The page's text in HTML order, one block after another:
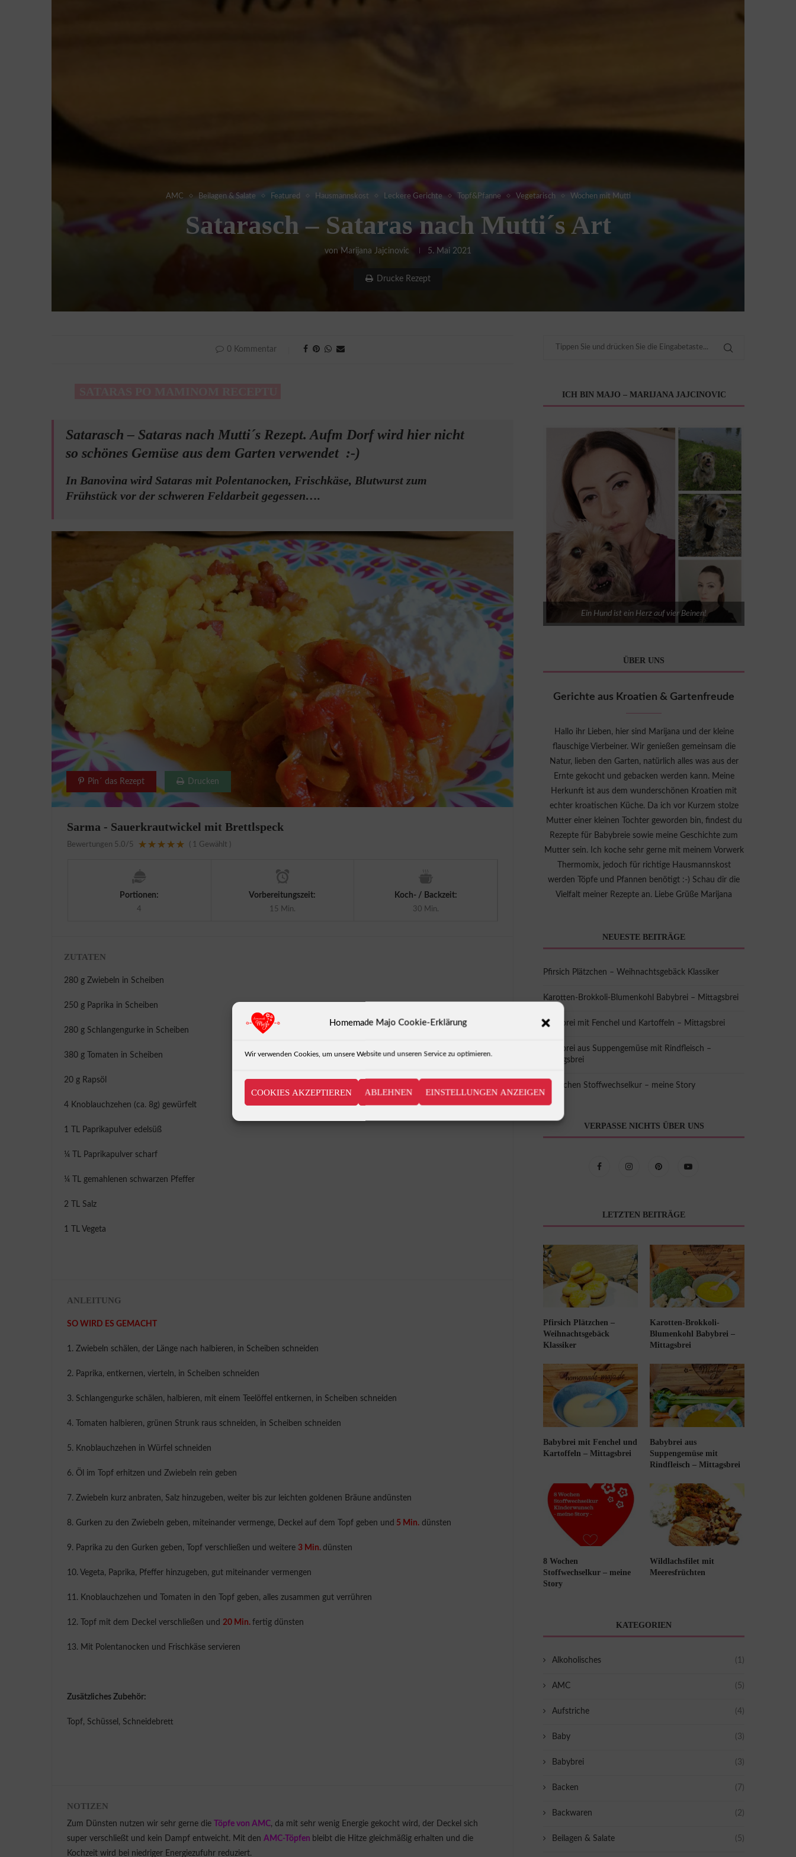
Homemade Majo Cookie-Erklärung
Wir verwenden Cookies, um unsere Website und unseren Service zu optimieren.
COOKIES AKZEPTIEREN ABLEHNEN EINSTELLUNGEN ANZEIGEN
AMC Beilagen & Salate Featured Hausmannskost Leckere Gerichte Topf&Pfanne Vegetarisch Wochen mit Mutti
Satarasch – Sataras nach Mutti´s Art
von Marijana Jajcinovic 5. Mai 2021
Drucke Rezept
0 Kommentar
Satarasch – Sataras nach Mutti´s Rezept. Aufm Dorf wird hier nicht
so schönes Gemüse aus dem Garten verwendet :-)
In Banovina wird Sataras mit Polentanocken, Frischkäse, Blutwurst zum
Frühstück vor der schweren Feldarbeit gegessen….
Pin´ das Rezept Drucken
Sarma - Sauerkrautwickel mit Brettlspeck
Bewertungen 5.0/5 1 Gewählt )
Portionen:
4
Vorbereitungszeit:
15 Min.
Koch- / Backzeit:
30 Min.
ZUTATEN
280 g Zwiebeln in Scheiben
250 g Paprika in Scheiben
280 g Schlangengurke in Scheiben
380 g Tomaten in Scheiben
20 g Rapsöl
4 Knoblauchzehen (ca. 8g) gewürfelt
1 TL Paprikapulver edelsüß
¼ TL Paprikapulver scharf
¼ TL gemahlenen schwarzen Pfeffer
2 TL Salz
1 TL Vegeta
ANLEITUNG
SO WIRD ES GEMACHT
1. Zwiebeln schälen, der Länge nach halbieren, in Scheiben schneiden
2. Paprika, entkernen, vierteln, in Scheiben schneiden
3. Schlangengurke schälen, halbieren, mit einem Teelöffel entkernen, in Scheiben schneiden
4. Tomaten halbieren, grünen Strunk raus schneiden, in Scheiben schneiden
5. Knoblauchzehen in Würfel schneiden
6. Öl im Topf erhitzen und Zwiebeln rein geben
7. Zwiebeln kurz anbraten, Salz hinzugeben, weiter bis zur leichten goldenen Bräune andünsten
8. Gurken zu den Zwiebeln geben, miteinander vermenge, Deckel auf dem Topf geben und 5 Min. dünsten
9. Paprika zu den Gurken geben, Topf verschließen und weitere 3 Min. dünsten
10. Vegeta, Paprika, Pfeffer hinzugeben, gut miteinander vermengen
11. Knoblauchzehen und Tomaten in den Topf geben, alles zusammen gut verrühren
12. Topf mit dem Deckel verschließen und 20 Min. fertig dünsten
13. Mit Polentanocken und Frischkäse servieren
Zusätzliches Zubehör:
Topf, Schüssel, Schneidebrett
NOTIZEN
Zum Dünsten nutzen wir sehr gerne die Töpfe von AMC, da mit sehr wenig Energie gekocht wird, der Deckel sich
super verschließt und kein Dampf entweicht. Mit den AMC-Töpfen bleibt die Hitze gleichmäßig erhalten und die
Kochzeit wird bei niedriger Energiezufuhr reduziert.
ICH BIN MAJO – MARIJANA JAJCINOVIC
Ein Hund ist ein Herz auf vier Beinen!
ÜBER UNS
Gerichte aus Kroatien & Gartenfreude
Hallo ihr Lieben, hier sind Marijana und der kleine
flauschige Vierbeiner. Wir genießen gemeinsam die
Natur, lieben den Garten, natürlich alles was aus der
Ernte gekocht und gebacken werden kann. Meine
Herkunft ist aus dem wunderschönen Kroatien mit
echter kroatischen Küche. Da ich vor Kurzem stolze
Mutter einer kleinen Tochter geworden bin, findest du
Rezepte für Babybreie sowie meine Geschichte zum
Mutter sein. Ich koche sehr gerne mit meinem Vorwerk
Thermomix, jedoch für richtige Hausmannskost
werden Töpfe und Pfannen benötigt :-) Schau dir die
Vielfalt meiner Rezepte an. Liebe Grüße Marijana
NEUESTE BEITRÄGE
Pfirsich Plätzchen – Weihnachtsgebäck Klassiker
Karotten-Brokkoli-Blumenkohl Babybrei – Mittagsbrei
Babybrei mit Fenchel und Kartoffeln – Mittagsbrei
Babybrei aus Suppengemüse mit Rindfleisch –
Mittagsbrei
8 Wochen Stoffwechselkur – meine Story
VERPASSE NICHTS ÜBER UNS
LETZTEN BEITRÄGE
Pfirsich Plätzchen –
Weihnachtsgebäck
Klassiker
Karotten-Brokkoli-
Blumenkohl Babybrei –
Mittagsbrei
Babybrei mit Fenchel und
Kartoffeln – Mittagsbrei
Babybrei aus
Suppengemüse mit
Rindfleisch – Mittagsbrei
8 Wochen
Stoffwechselkur – meine
Story
Wildlachsfilet mit
Meeresfrüchten
KATEGORIEN
Alkoholisches (1)
AMC (5)
Aufstriche (4)
Baby (3)
Babybrei (3)
Backen (7)
Backwaren (2)
Beilagen & Salate (5)